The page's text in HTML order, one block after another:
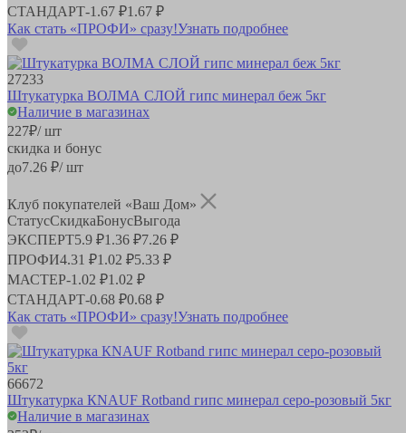
СТАНДАРТ-1.67 ₽1.67 ₽
Как стать «ПРОФИ» сразу!Узнать подробнее
27233
Штукатурка ВОЛМА СЛОЙ гипс минерал беж 5кг
Наличие в магазинах
227₽/ шт
скидка и бонус
до7.26 ₽/ шт
Клуб покупателей «Ваш Дом»
СтатусСкидкаБонусВыгода
ЭКСПЕРТ5.9 ₽1.36 ₽7.26 ₽
ПРОФИ4.31 ₽1.02 ₽5.33 ₽
МАСТЕР-1.02 ₽1.02 ₽
СТАНДАРТ-0.68 ₽0.68 ₽
Как стать «ПРОФИ» сразу!Узнать подробнее
66672
Штукатурка КNAUF Rotband гипс минерал серо-розовый 5кг
Наличие в магазинах